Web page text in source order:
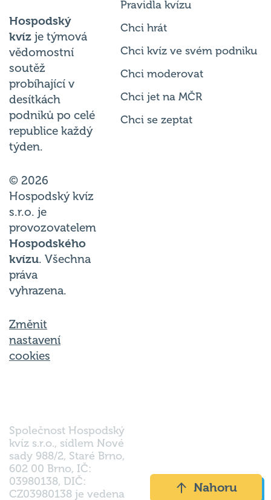
Hospodský
kvíz je týmová
vědomostní
soutěž
probíhající v
desítkách
podniků po celé
republice každý
týden.
© 2026
Hospodský kvíz
s.r.o. je
provozovatelem
Hospodského
kvízu. Všechna
práva
vyhrazena.
Změnit
nastavení
cookies
Pravidla kvízu
Chci hrát
Chci kvíz ve svém podniku
Chci moderovat
Chci jet na MČR
Chci se zeptat
Společnost Hospodský
kvíz s.r.o., sídlem Nové
sady 988/2, Staré Brno,
602 00 Brno, IČ:
03980138, DIČ:
CZ03980138 je vedena
Nahoru